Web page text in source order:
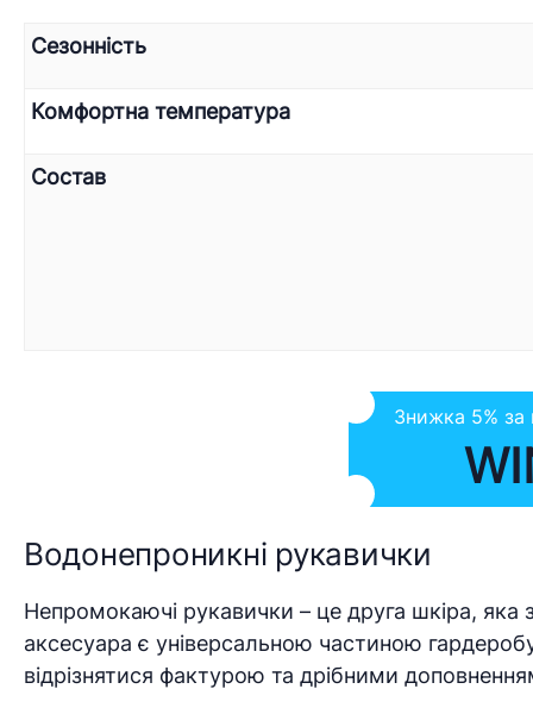
Сезонність
Комфортна температура
Состав
Знижка 5%
Водонепроникні рукавички
Непромокаючі рукавички – це друга шкіра,
аксесуара є універсальною частиною
відрізнятися фактурою та дрібними